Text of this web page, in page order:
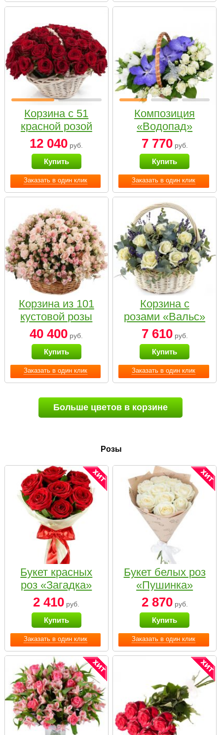
Заказать в один клик
Корзина с 51
красной розой
12 040 руб.
Купить
Заказать в один клик
Композиция
«Водопад»
7 770руб.
Купить
Заказать в один клик
Корзина из 101
кустовой розы
нежных тонов
40 400 руб.
Купить
Заказать в один клик
Корзина с
розами «Вальс»
7 610руб.
Купить
Больше цветов в корзине
Розы
Заказать в один клик
Букет красных
роз «Загадка»
2 410 руб.
Купить
Заказать в один клик
Букет белых роз
«Пушинка»
2 870руб.
Купить